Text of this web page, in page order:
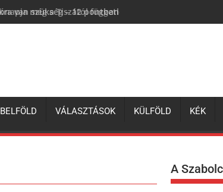
van szükség – 12 pontban a magyar turizmus
BELFÖLD VÁLASZTÁSOK KÜLFÖLD KÉK
A